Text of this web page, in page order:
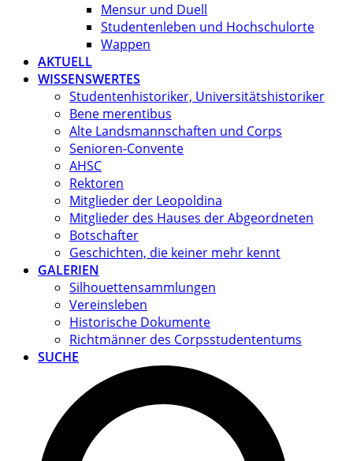
Mensur und Duell
Studentenleben und Hochschulorte
Wappen
AKTUELL
WISSENSWERTES
Studentenhistoriker, Universitätshistoriker
Bene merentibus
Alte Landsmannschaften und Corps
Senioren-Convente
AHSC
Rektoren
Mitglieder der Leopoldina
Mitglieder des Hauses der Abgeordneten
Botschafter
Geschichten, die keiner mehr kennt
GALERIEN
Silhouettensammlungen
Vereinsleben
Historische Dokumente
Richtmänner des Corpsstudententums
SUCHE